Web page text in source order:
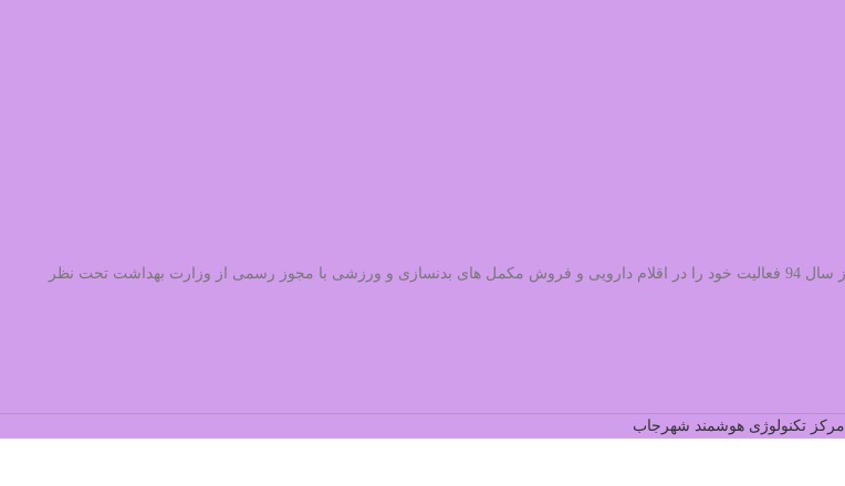
می باشد،به عنوان وب سایت معتبر از سال 94 فعالیت خود را در اقلام دارویی و فروش مکمل های بدنسازی و ورزشی با مجوز رسمی از وزارت بهداشت تحت نظر
مرکز تکنولوژی هوشمند شهرجاب